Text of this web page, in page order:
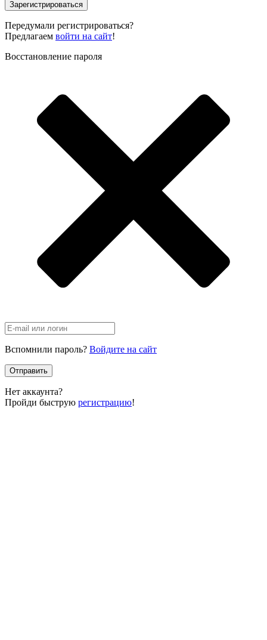
Зарегистрироваться
Передумали регистрироваться?
Предлагаем войти на сайт!
Восстановление пароля
Вспомнили пароль? Войдите на сайт
Отправить
Нет аккаунта?
Пройди быструю регистрацию!